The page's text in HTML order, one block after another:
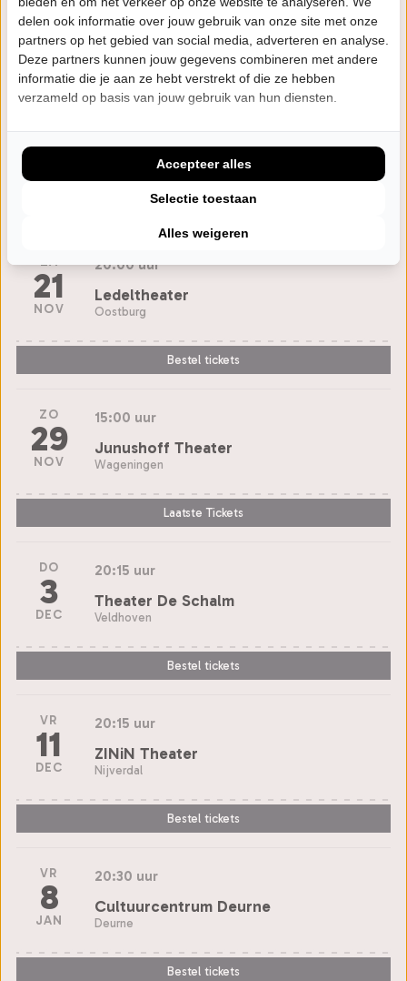
NOV Raalte
Laatste Tickets
20 Theater Koningshof
Bestel tickets
ZA
21
NOV
20:00 uur
Ledeltheater
Oostburg
Bestel tickets
ZO
29
NOV
15:00 uur
Junushoff Theater
Wageningen
Laatste Tickets
DO
3
DEC
20:15 uur
Theater De Schalm
Veldhoven
Bestel tickets
VR
11
DEC
20:15 uur
ZINiN Theater
Nijverdal
Bestel tickets
VR
8
JAN
20:30 uur
Cultuurcentrum Deurne
Deurne
Bestel tickets
delen ook informatie over jouw gebruik van onze site met onze
partners op het gebied van social media, adverteren en analyse.
Deze partners kunnen jouw gegevens combineren met andere
informatie die je aan ze hebt verstrekt of die ze hebben
verzameld op basis van jouw gebruik van hun diensten.
Alles weigeren
Selectie toestaan
Accepteer alles